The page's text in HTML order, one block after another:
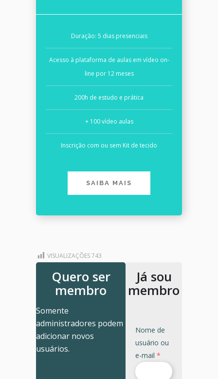
Duração: 5 dias presenciais
Acesso à plataforma de aulas em vídeo on-
line por 12 meses
200h de estudo e prática
+ 100 vídeo aulas
Inscrição com ou sem Kit de tecido
SAIBA MAIS
VISUALIZAÇÕES743
Quero ser
membro
Somente
administradores podem
adicionar novos
usuários.
Já sou
membro
Nome de
usuário ou
e-mail *